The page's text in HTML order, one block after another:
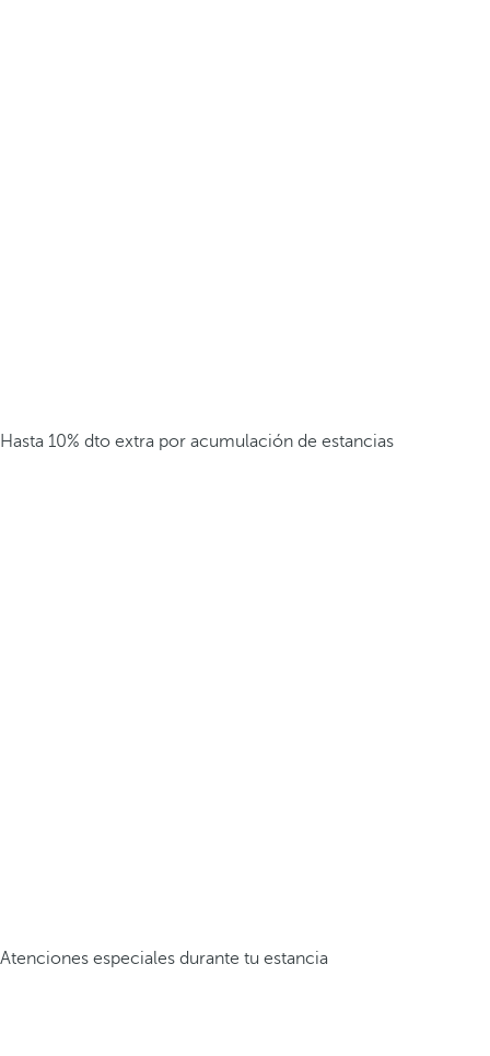
Hasta 10% dto extra por acumulación de estancias
Atenciones especiales durante tu estancia